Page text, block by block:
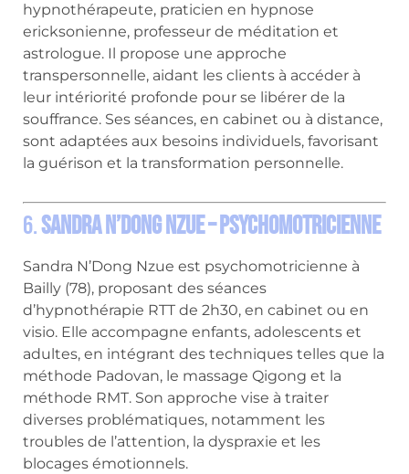
hypnothérapeute, praticien en hypnose
ericksonienne, professeur de méditation et
astrologue. Il propose une approche
transpersonnelle, aidant les clients à accéder à
leur intériorité profonde pour se libérer de la
souffrance. Ses séances, en cabinet ou à distance,
sont adaptées aux besoins individuels, favorisant
la guérison et la transformation personnelle.
6.Sandra N’Dong Nzue – Psychomotricienne
Sandra N’Dong Nzue est psychomotricienne à
Bailly (78), proposant des séances
d’hypnothérapie RTT de 2h30, en cabinet ou en
visio. Elle accompagne enfants, adolescents et
adultes, en intégrant des techniques telles que la
méthode Padovan, le massage Qigong et la
méthode RMT. Son approche vise à traiter
diverses problématiques, notamment les
troubles de l’attention, la dyspraxie et les
blocages émotionnels.